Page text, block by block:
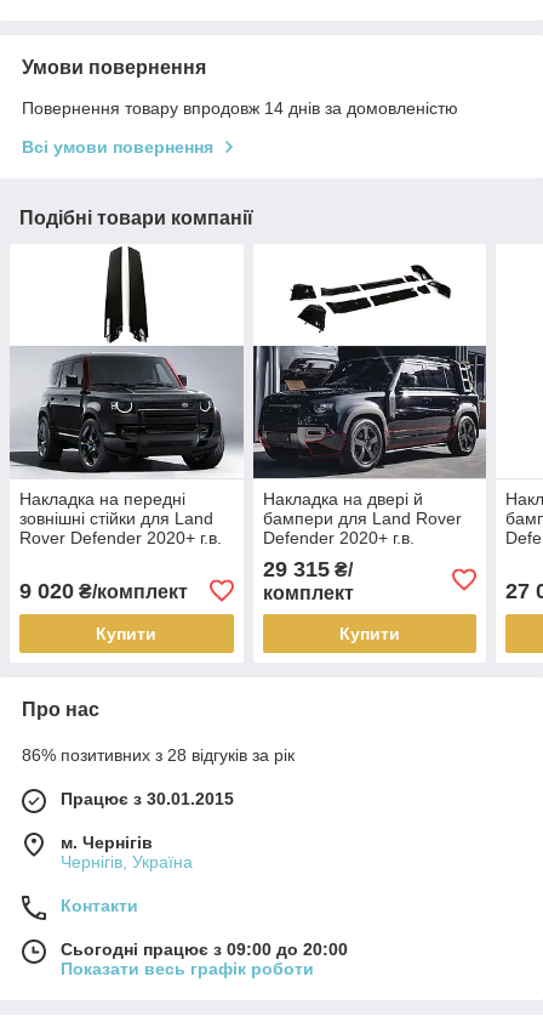
Умови повернення
Повернення товару впродовж 14 днів за домовленістю
Всі умови повернення
Подібні товари компанії
Накладка на передні
зовнішні стійки для Land
Rover Defender 2020+ г.в.
9 020 ₴/комплект
Купити
Накладка на двері й
бампери для Land Rover
Defender 2020+ г.в.
29 315₴/
комплект
Купити
27
Про нас
86% позитивних з 28 відгуків за рік
Працює з 30.01.2015
м. Чернігів
Чернігів, Україна
Контакти
Сьогодні працює з 09:00 до 20:00
Показати весь графік роботи